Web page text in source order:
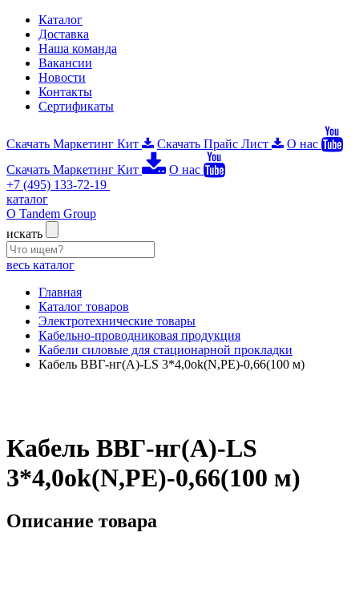
Каталог
Доставка
Наша команда
Вакансии
Новости
Контакты
Сертификаты
Скачать Маркетинг Кит Скачать Прайс Лист
О нас
Скачать Маркетинг Кит
О нас
+7 (495) 133-72-19
каталог
О Tandem Group
искать
весь каталог
Главная
Каталог товаров
Электротехнические товары
Кабельно-проводниковая продукция
Кабели силовые для стационарной прокладки
Кабель ВВГ-нг(А)-LS 3*4,0ok(N,PE)-0,66(100 м)
Кабель ВВГ-нг(А)-LS
3*4,0ok(N,PE)-0,66(100 м)
Описание товара